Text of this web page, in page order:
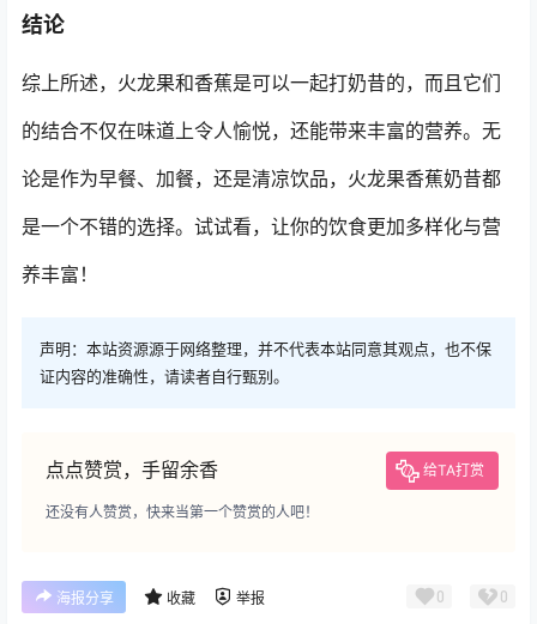
结论
综上所述，火龙果和香蕉是可以一起打奶昔的，而且它们
的结合不仅在味道上令人愉悦，还能带来丰富的营养。无
论是作为早餐、加餐，还是清凉饮品，火龙果香蕉奶昔都
是一个不错的选择。试试看，让你的饮食更加多样化与营
养丰富！
声明：本站资源源于网络整理，并不代表本站同意其观点，也不保
证内容的准确性，请读者自行甄别。
点点赞赏，手留余香 给TA打赏
还没有人赞赏，快来当第一个赞赏的人吧！
海报分享 收藏 举报 0 0